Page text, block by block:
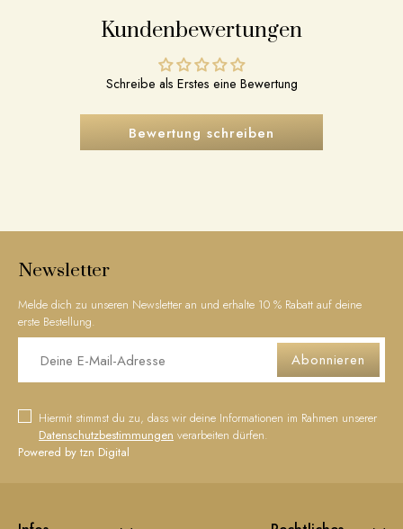
Kundenbewertungen
Schreibe als Erstes eine Bewertung
Bewertung schreiben
Newsletter
Melde dich zu unseren Newsletter an und erhalte 10 % Rabatt auf deine
erste Bestellung.
Abonnieren
Hiermit stimmst du zu, dass wir deine Informationen im Rahmen unserer
Datenschutzbestimmungen verarbeiten dürfen.
Powered by tzn Digital